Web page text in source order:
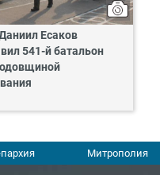
Есаков
541-й батальон
Митрополия